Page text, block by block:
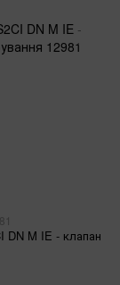
DN M IE - клапан